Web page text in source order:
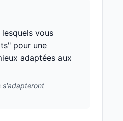
vous
pour une
adaptées aux
s'adapteront